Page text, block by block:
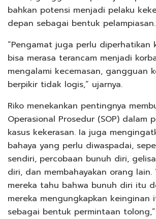
bahkan potensi menjadi pelaku
depan sebagai bentuk pelampiasan.
“Pengamat juga perlu diperhatikan
bisa merasa terancam menjadi
mengalami kecemasan, gangguan
berpikir tidak logis,” ujarnya.
Riko menekankan pentingnya
Operasional Prosedur (SOP) dalam
kasus kekerasan. Ia juga
bahaya yang perlu diwaspadai,
sendiri, percobaan bunuh diri,
diri, dan membahayakan orang lain.
mereka tahu bahwa bunuh diri itu
mereka mengungkapkan
sebagai bentuk permintaan